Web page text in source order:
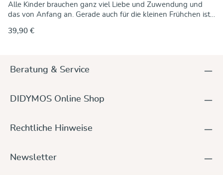
Alle Kinder brauchen ganz viel Liebe und Zuwendung und
das von Anfang an. Gerade auch für die kleinen Frühchen ist
erleichtern das Känguruen und fördern eine gelungene
und die Atmung werden reguliert, Unruhe gelindert – Mama,
Voraussetzung für Euch als Eltern, Eurem Baby wertvolle
Kraft, Ruhe und Geborgenheit weiterzugeben, in der Klinik
unterstützen das Känguruen schon im Klinikbetrieb, helfen,
elastische Gewebe hält den Säugling sicher am Körper von
39,90 €
Beratung & Service
DIDYMOS Online Shop
Rechtliche Hinweise
Newsletter